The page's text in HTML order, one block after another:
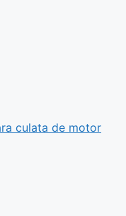
culata de motor